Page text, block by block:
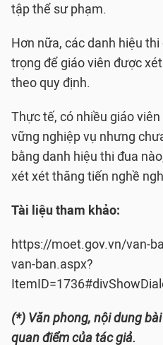
tập thể sư phạm.
Hơn nữa, các danh hiệu
trọng để giáo viên được
theo quy định.
Thực tế, có nhiều giáo
vững nghiệp vụ nhưng
bằng danh hiệu thi đua
xét xét thăng tiến nghề
Tài liệu tham khảo:
https://moet.gov.vn/van-
van-ban.aspx?
(*) Văn phong, nội dung
quan điểm của tác giả.